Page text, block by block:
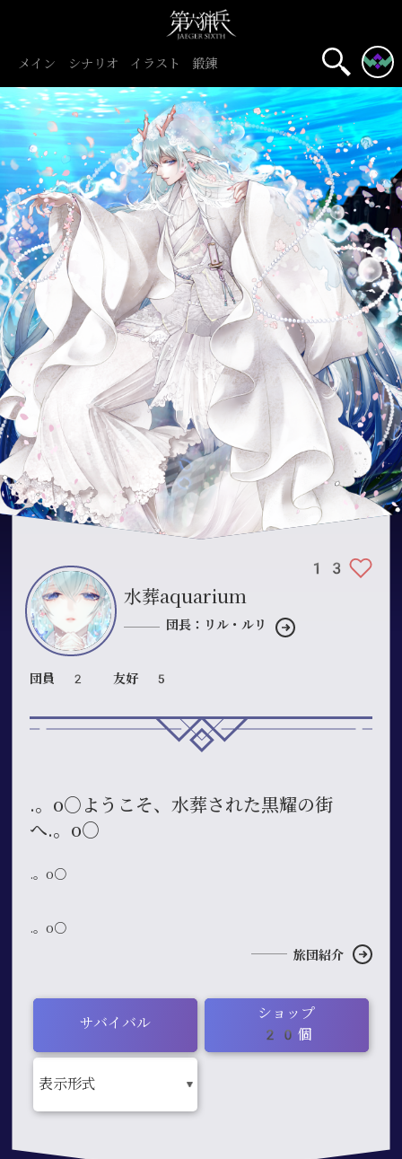
メイン シナリオ イラスト 鍛錬
初心者旅団
団員募集中
13
水葬aquarium
団長：リル・ルリ
団員 2 友好 5
.。o○ようこそ、水葬された黒耀の街
へ.。o○
.。o○
.。o○
旅団紹介
サバイバル
ショップ
20個